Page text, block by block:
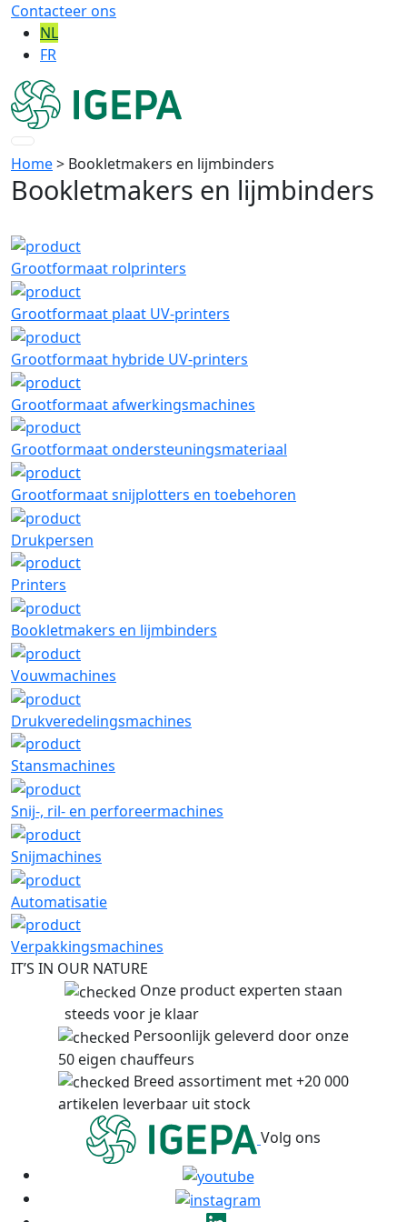
Contacteer ons
NL
FR
Home> Bookletmakers en lijmbinders
Bookletmakers en lijmbinders
Grootformaat rolprinters
Grootformaat plaat UV-printers
Grootformaat hybride UV-printers
Grootformaat afwerkingsmachines
Grootformaat ondersteuningsmateriaal
Grootformaat snijplotters en toebehoren
Drukpersen
Printers
Bookletmakers en lijmbinders
Vouwmachines
Drukveredelingsmachines
Stansmachines
Snij-, ril- en perforeermachines
Snijmachines
Automatisatie
Verpakkingsmachines
IT’S IN OUR NATURE
Onze product experten staan
steeds voor je klaar
Persoonlijk geleverd door onze
50 eigen chauffeurs
Breed assortiment met +20 000
artikelen leverbaar uit stock
Volg ons